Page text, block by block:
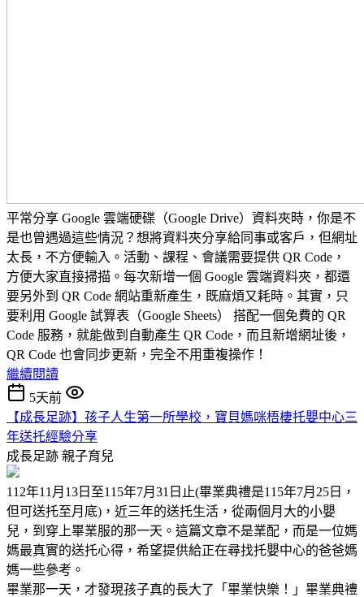
平常分享 Google 雲端硬碟（Google Drive）資料夾時，你是不
是也曾遇過這些情況？想將資料夾分享給同事或客戶，但網址
太長，不方便輸入。活動、課程、會議需要提供 QR Code，
方便大家直接掃描。每次新增一個 Google 雲端資料夾，都還
要另外到 QR Code 網站重新產生，既麻煩又耗時。其實，只
要利用 Google 試算表（Google Sheets） 搭配一個免費的 QR
Code 服務，就能做到自動產生 QR Code，而且新增網址後，
QR Code 也會同步更新，完全不用重複操作！
繼續閱讀
5天前
【成長足跡】孩子人生第一所學校，寶貝媽咪梧棲托嬰中心三
年送托經驗分享
成長足跡 親子育兒
112年11月13日至115年7月31日止(畢業典禮是115年7月25日，
但可送托至月底)，近三年的送托生活，從兩個月大的小嬰
兒，到穿上畢業服的那一天。這篇文章不是業配，而是一位媽
媽最真實的送托心得，希望提供給正在尋找托嬰中心的爸爸媽
媽一些參考。
畢業那一天，才發現孩子真的長大了「畢業快樂！」畢業典禮